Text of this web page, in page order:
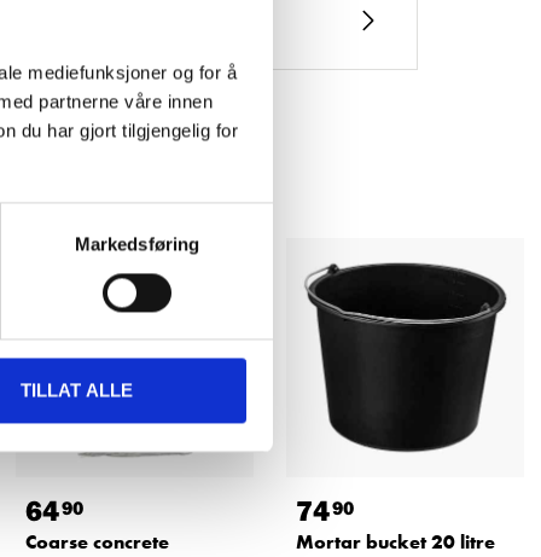
mediefunksjoner og for å
partnerne våre innen
du har gjort tilgjengelig for
Markedsføring
TILLAT ALLE
6490
Coarse concrete
7490
Mortar bucket 20 litre